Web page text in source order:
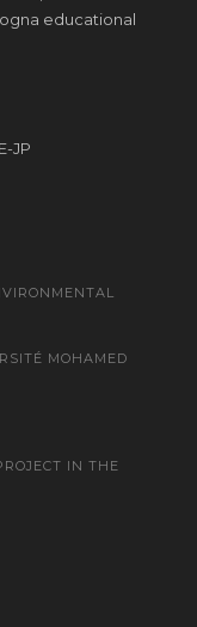
educational
JP
MOHAMED
IN THE